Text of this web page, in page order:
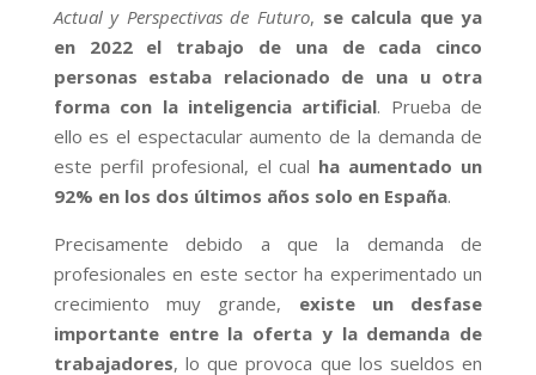
Actual y Perspectivas de Futuro, se calcula que ya
en 2022 el trabajo de una de cada cinco
personas estaba relacionado de una u otra
forma con la inteligencia artificial. Prueba de
ello es el espectacular aumento de la demanda de
este perfil profesional, el cual ha aumentado un
92% en los dos últimos años solo en España.
Precisamente debido a que la demanda de
profesionales en este sector ha experimentado un
crecimiento muy grande, existe un desfase
importante entre la oferta y la demanda de
trabajadores, lo que provoca que los sueldos en